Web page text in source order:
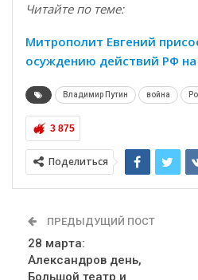
Читайте по теме:
Митрополит Евгений
осуждению действий РФ на
Владимир Путин война
3 875
Поделиться
ПРЕДЫДУЩИЙ ПОСТ
28 марта:
Александров день,
Большой театр и